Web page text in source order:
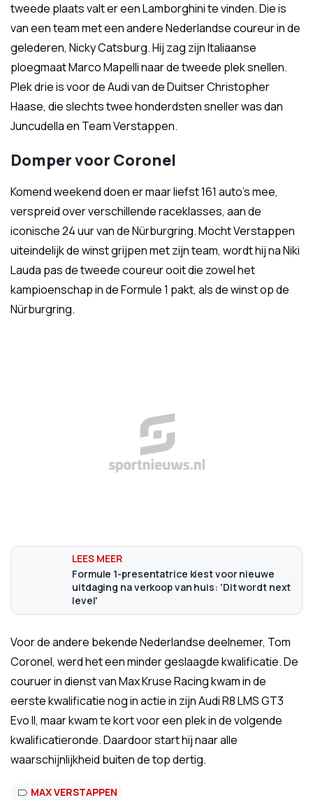
tweede plaats valt er een Lamborghini te vinden. Die is
van een team met een andere Nederlandse coureur in de
gelederen, Nicky Catsburg. Hij zag zijn Italiaanse
ploegmaat Marco Mapelli naar de tweede plek snellen.
Plek drie is voor de Audi van de Duitser Christopher
Haase, die slechts twee honderdsten sneller was dan
Juncudella en Team Verstappen.
Domper voor Coronel
Komend weekend doen er maar liefst 161 auto's mee,
verspreid over verschillende raceklasses, aan de
iconische 24 uur van de Nürburgring. Mocht Verstappen
uiteindelijk de winst grijpen met zijn team, wordt hij na Niki
Lauda pas de tweede coureur ooit die zowel het
kampioenschap in de Formule 1 pakt, als de winst op de
Nürburgring.
Formule 1-presentatrice kiest voor nieuwe
uitdaging na verkoop van huis: 'Dit wordt next
level'
Voor de andere bekende Nederlandse deelnemer, Tom
Coronel, werd het een minder geslaagde kwalificatie. De
couruer in dienst van Max Kruse Racing kwam in de
eerste kwalificatie nog in actie in zijn Audi R8 LMS GT3
Evo II, maar kwam te kort voor een plek in de volgende
kwalificatieronde. Daardoor start hij naar alle
waarschijnlijkheid buiten de top dertig.
MAX VERSTAPPEN